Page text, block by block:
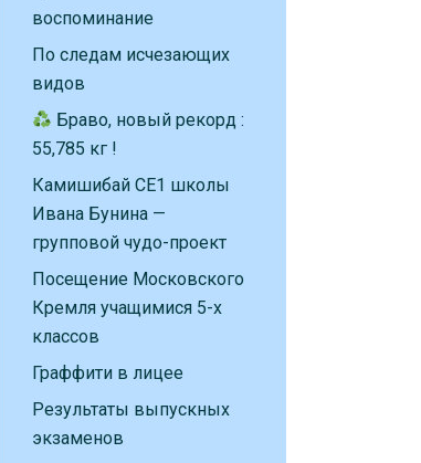
воспоминание
По следам исчезающих
видов
Браво, новый рекорд :
55,785 кг !
Камишибай CE1 школы
Ивана Бунина —
групповой чудо-проект
Посещение Московского
Кремля учащимися 5-х
классов
Граффити в лицее
Результаты выпускных
экзаменов